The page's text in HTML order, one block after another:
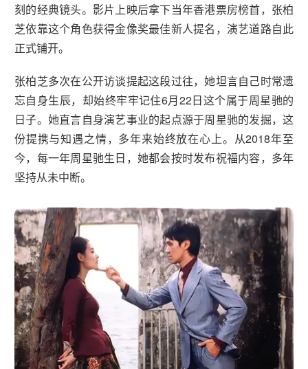
刻的经典镜头。影片上映后拿下当年香港票房榜首，张柏
芝依靠这个角色获得金像奖最佳新人提名，演艺道路自此
正式铺开。
张柏芝多次在公开访谈提起这段过往，她坦言自己时常遗
忘自身生辰，却始终牢牢记住6月22日这个属于周星驰的
日子。她直言自身演艺事业的起点源于周星驰的发掘，这
份提携与知遇之情，多年来始终放在心上。从2018年至
今，每一年周星驰生日，她都会按时发布祝福内容，多年
坚持从未中断。